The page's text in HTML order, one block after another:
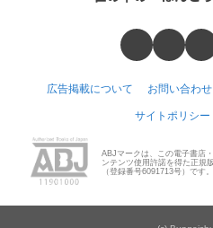
広告掲載について お問い合わせ
サイトポリシー
ABJマークは、この電子書店
ンテンツ使用許諾を得た正規
（登録番号6091713号）です。